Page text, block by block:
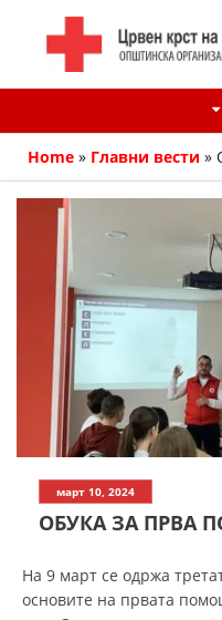
СТРУКТУРА
ЧЛЕНСТВО ВО
Home » Главни вести »
март 10, 2024
ОБУКА ЗА ПРВА
На 9 март се одржа
основите на првата